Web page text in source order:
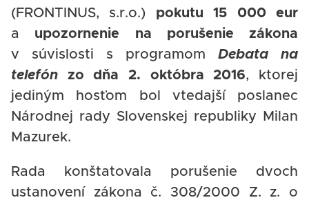
(FRONTINUS, s.r.o.) pokutu 15 000 eur
a upozornenie na porušenie zákona
v súvislosti s programom Debata na
telefón zo dňa 2. októbra 2016,
ktorej
jediným hosťom bol vtedajší poslanec
Národnej rady Slovenskej republiky Milan
Mazurek.
Rada konštatovala porušenie dvoch
ustanovení zákona č. 308/2000 Z. z. o